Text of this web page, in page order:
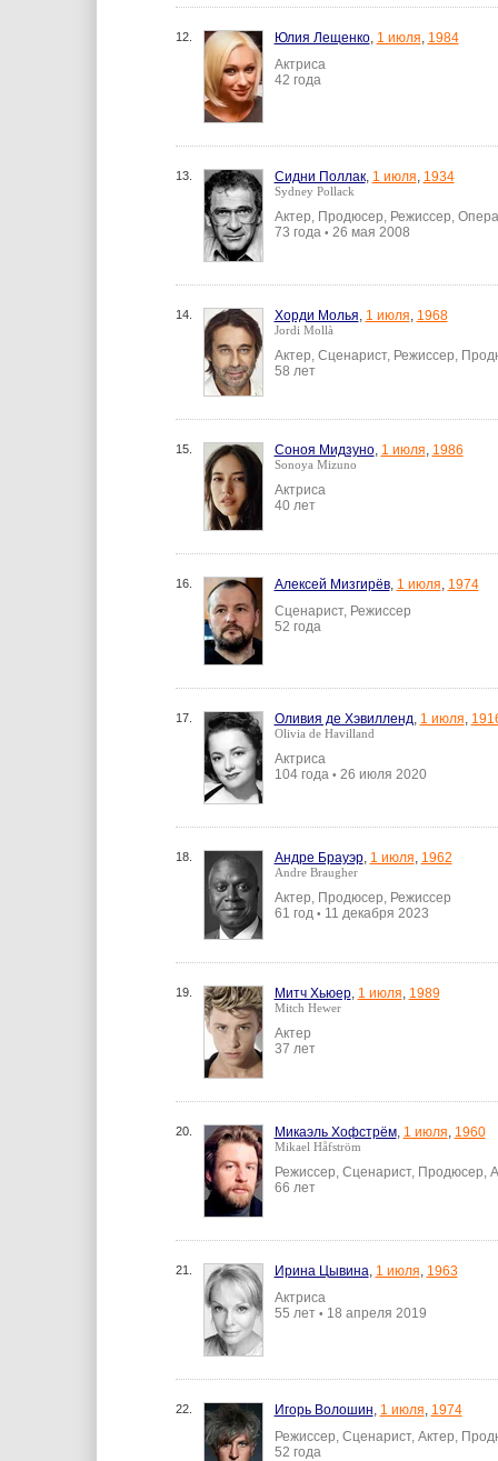
12. Юлия Лещенко, 1 июля, 1984
Актриса
42 года
13. Сидни Поллак, 1 июля, 1934
Sydney Pollack
Актер, Продюсер, Режиссер,
73 года • 26 мая 2008
14. Хорди Молья, 1 июля, 1968
Jordi Mollà
Актер, Сценарист, Режиссер,
58 лет
15. Соноя Мидзуно, 1 июля, 1986
Sonoya Mizuno
Актриса
40 лет
16. Алексей Мизгирёв, 1 июля, 1974
Сценарист, Режиссер
52 года
17. Оливия де Хэвилленд, 1 июля,
Olivia de Havilland
Актриса
104 года • 26 июля 2020
18. Андре Брауэр, 1 июля, 1962
Andre Braugher
Актер, Продюсер, Режиссер
61 год • 11 декабря 2023
19. Митч Хьюер, 1 июля, 1989
Mitch Hewer
Актер
37 лет
20. Микаэль Хофстрём, 1 июля, 1960
Mikael Håfström
Режиссер, Сценарист, Продюсер,
66 лет
21. Ирина Цывина, 1 июля, 1963
Актриса
55 лет • 18 апреля 2019
22. Игорь Волошин, 1 июля, 1974
Режиссер, Сценарист, Актер,
52 года